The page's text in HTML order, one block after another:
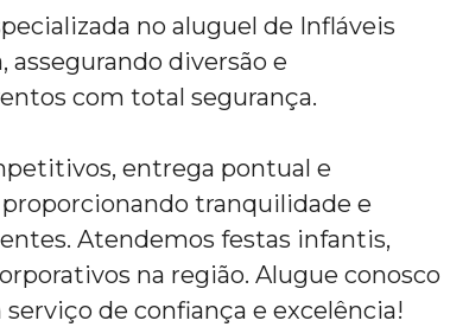
no aluguel de Infláveis
assegurando diversão e
com total segurança.
entrega pontual e
tranquilidade e
Atendemos festas infantis,
na região. Alugue conosco
de confiança e excelência!